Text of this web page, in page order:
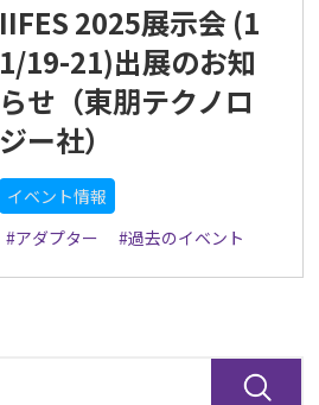
IIFES 2025展示会 (1
1/19-21)出展のお知
らせ（東朋テクノロ
ジー社）
イベント情報
#アダプター
#過去のイベント